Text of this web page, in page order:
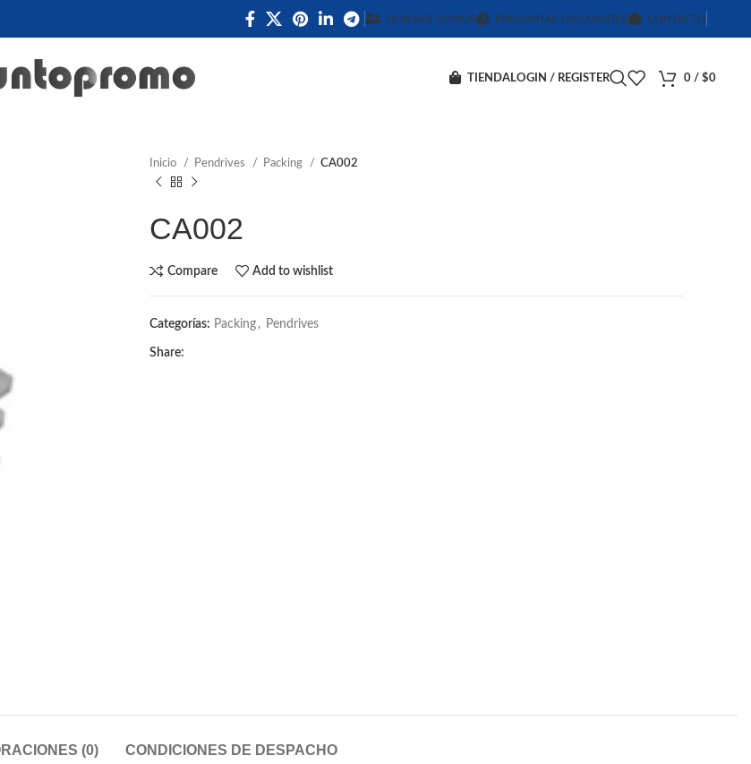
QUIENES SOMOS PREGUNTAS FRECUENTES CONTACTO
TIENDA LOGIN / REGISTER 0 / $0
Inicio Pendrives Packing CA002
CA002
Compare Add to wishlist
Categorías: Packing , Pendrives
Share:
(0) CONDICIONES DE DESPACHO